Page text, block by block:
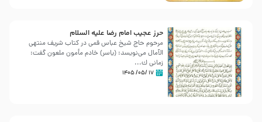
حرز عجیب امام رضا علیه السلام
مرحوم حاج شیخ عباس قمی در کتاب شریف منتهی
الآمال می‌نویسد: (ياسر) خادم مأمون ملعون گفت:
زمانى ك...
۱۷ /۰۵/ ۱۴۰۵